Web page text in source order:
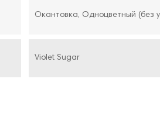
Окантовка, Одноцветный (без
Violet Sugar